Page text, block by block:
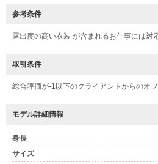
参考条件
露出度の高い衣装 が含まれるお仕事には対
取引条件
総合評価が-1以下のクライアントからのオフ
モデル詳細情報
身長
サイズ